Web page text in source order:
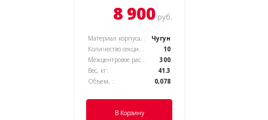
8 900 руб.
Материал корпуса, :
Чугун
Количество секций, :
10
Межцентровое расстояние, :
300
Вес, кг:
41.3
Объем, :
0,078
В Корзину